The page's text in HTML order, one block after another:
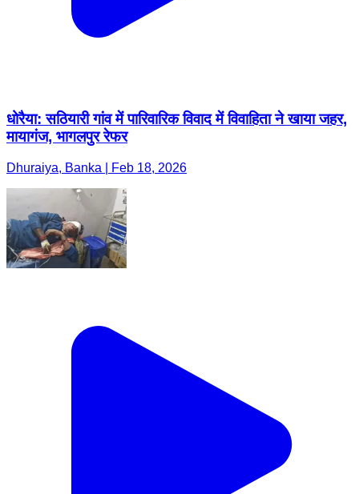
धोरैया: सठियारी गांव में पारिवारिक विवाद में विवाहिता ने खाया जहर,
मायागंज, भागलपुर रेफर
Dhuraiya, Banka | Feb 18, 2026